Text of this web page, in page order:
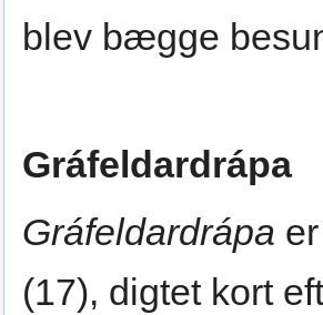
blev bægge
Gráfeldardrápa
Gráfeldardrápa
(17), digtet kort